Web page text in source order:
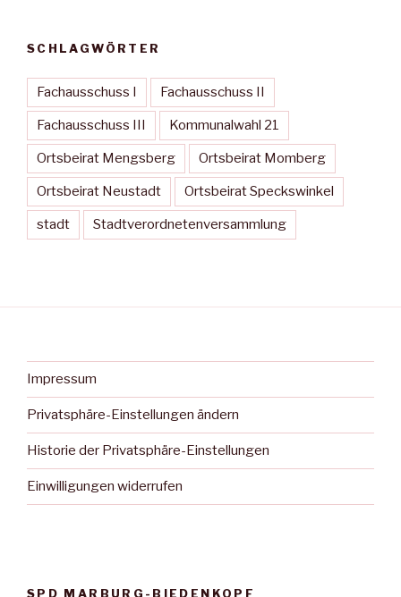
SCHLAGWÖRTER
Fachausschuss I Fachausschuss II
Fachausschuss III Kommunalwahl 21
Ortsbeirat Mengsberg Ortsbeirat Momberg
Ortsbeirat Neustadt Ortsbeirat Speckswinkel
stadt Stadtverordnetenversammlung
Impressum
Privatsphäre-Einstellungen ändern
Historie der Privatsphäre-Einstellungen
Einwilligungen widerrufen
SPD MARBURG-BIEDENKOPF